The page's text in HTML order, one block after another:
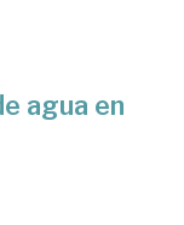
agua en